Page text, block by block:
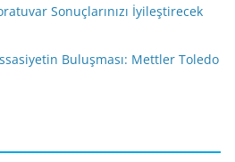
Sonuçlarınızı İyileştirecek
Buluşması: Mettler Toledo